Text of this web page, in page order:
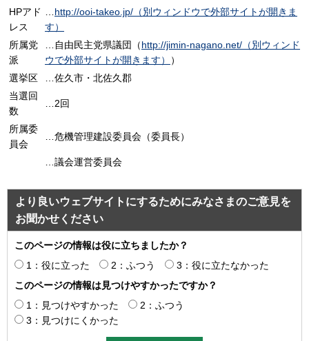
HPアド
レス
http://ooi-takeo.jp/（別ウィンドウで外部サイトが開きま
す）
所属党
派
…自由民主党県議団（http://jimin-nagano.net/（別ウィンド
ウで外部サイトが開きます）
）
選挙区
…佐久市・北佐久郡
当選回
数
…2回
所属委
員会
…危機管理建設委員会（委員長）
…議会運営委員会
より良いウェブサイトにするためにみなさまのご意見を
お聞かせください
このページの情報は役に立ちましたか？
1：役に立った
2：ふつう
3：役に立たなかった
このページの情報は見つけやすかったですか？
1：見つけやすかった
2：ふつう
3：見つけにくかった